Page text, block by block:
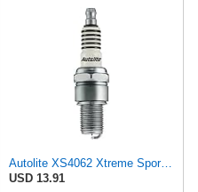
Autolite XS4062 Xtreme Sport Iridium Powersports Spark Plug, Pack of 1
USD 13.91